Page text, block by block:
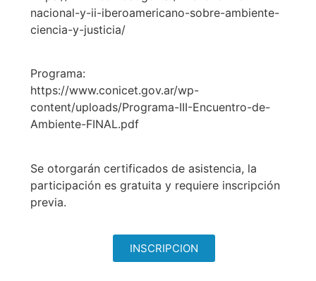
nacional-y-ii-iberoamericano-sobre-ambiente-
ciencia-y-justicia/
Programa:
https://www.conicet.gov.ar/wp-
content/uploads/Programa-III-Encuentro-de-
Ambiente-FINAL.pdf
Se otorgarán certificados de asistencia, la
participación es gratuita y requiere inscripción
previa.
INSCRIPCION